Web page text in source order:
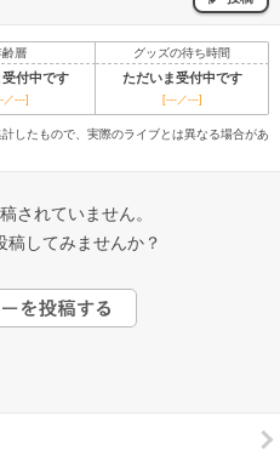
齢層 グッズの待ち時間
付中です ただいま受付中です
／---] [---／---]
したもので、実際のライブとは異なる場合があ
されていません。
稿してみませんか？